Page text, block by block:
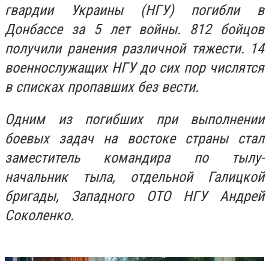
гвардии Украины (НГУ) погибли в
Донбассе за 5 лет войны. 812 бойцов
получили ранения различной тяжести. 14
военнослужащих НГУ до сих пор числятся
в списках пропавших без вести.
Одним из погибших при выполнении
боевых задач на востоке страны стал
заместитель командира по тылу-
начальник тыла, отдельной Галицкой
бригады, Западного ОТО НГУ Андрей
Соколенко.